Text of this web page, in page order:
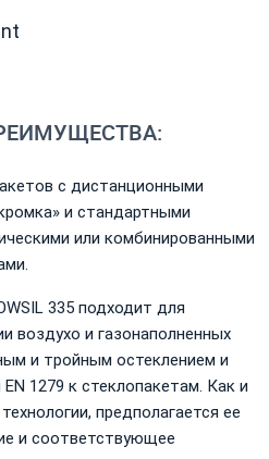
с дистанционными
и стандартными
или комбинированными
335 подходит для
воздухо и газонаполненных
и тройным остеклением и
1279 к стеклопакетам. Как и
предполагается ее
и соответствующее